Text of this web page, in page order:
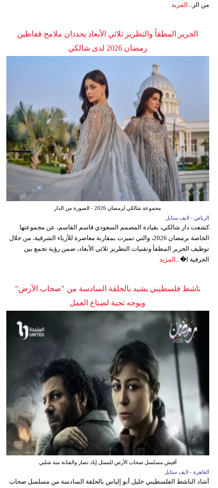
من الز...
المزيد
الحرير المطفأ والتطريز ثلاثي الأبعاد يحددان ملامح قفاطين
رمضان 2026 لدى شالكي
مجموعة شالكي لرمضان 2026 - الصورة من الدار
الرياض - لايف ستايل
كشفت دار شالكي، بقيادة المصمم السعودي قاسم القاسم، عن مجموعتها
الخاصة برمضان 2026، والتي تميزت بمقاربة معاصرة للأزياء الشرقية، من خلال
توظيف الحرير المطفأ وتقنيات التطريز ثلاثي الأبعاد، ضمن رؤية تجمع بين
الحرفية ا�... المزيد
ناشط فلسطيني يشيد بالحلقة السادسة من "صحاب الأرض"
ويوجه تحية لصناع العمل
أفيش مسلسل صحاب الأرض للممثل إياد نصار والفنانة منة شلبي
القاهرة - لايف ستايل
أشاد الناشط الفلسطيني خليل أبو إلياس بالحلقة السادسة من مسلسل صحاب